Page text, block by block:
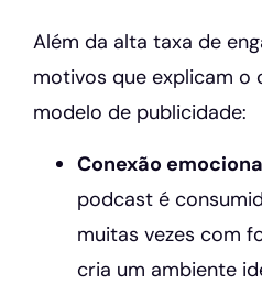
Além da alta taxa de
motivos que explicam o
modelo de publicidade:
Conexão
podcast é
muitas vezes com
cria um ambiente